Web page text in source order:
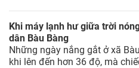
Khi máy lạnh hư giữa trời
dân Bàu Bàng
Những ngày nắng gắt ở xã
khi lên đến hơn 36 độ, mà